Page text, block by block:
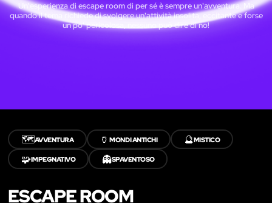
Un'esperienza di escape room di per sé è sempre un'avventura. Ma
quando il tema richiede di svolgere un'attività insolita, eccitante e forse
un po' pericolosa, nessuno può dire di no!
🗺️AVVENTURA 🏺MONDI ANTICHI 🔮MISTICO
🧩IMPEGNATIVO 👻SPAVENTOSO
ESCAPE ROOM